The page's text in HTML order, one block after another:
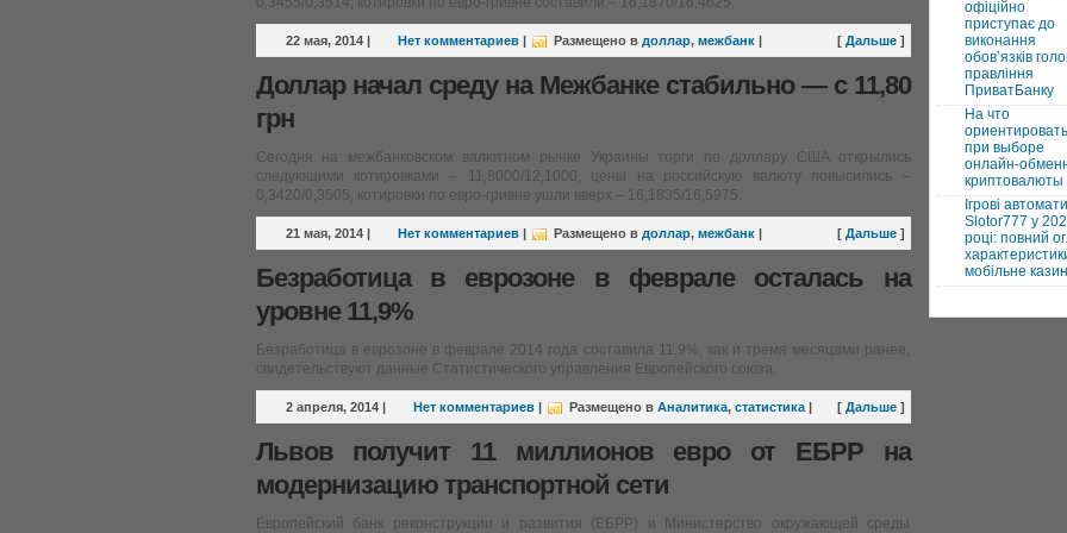
[Дальше ]
22 мая, 2014| Нет комментариев | Размещено в доллар, межбанк|
Доллар начал среду на Межбанке стабильно — с 11,80
грн
Сегодня на межбанковском валютном рынке Украины торги по доллару США открылись
следующими котировками – 11,8000/12,1000, цены на российскую валюту повысились –
0,3420/0,3505, котировки по евро-гривне ушли вверх – 16,1835/16,5975.
[Дальше ]
21 мая, 2014| Нет комментариев | Размещено в доллар, межбанк|
Безработица в еврозоне в феврале осталась на
уровне 11,9%
Безработица в еврозоне в феврале 2014 года составила 11,9%, как и тремя месяцами ранее,
свидетельствуют данные Статистического управления Европейского союза.
[Дальше ]
2 апреля, 2014| Нет комментариев | Размещено в Аналитика, статистика|
Львов получит 11 миллионов евро от ЕБРР на
модернизацию транспортной сети
Европейский банк реконструкции и развития (ЕБРР) и Министерство окружающей среды
офіційно
приступає до
виконання
обовʼязків
правління
ПриватБанку
На что
при выборе
онлайн-
криптовалюты
Ігрові автомати
Slotor777 у
році: повний
мобільне